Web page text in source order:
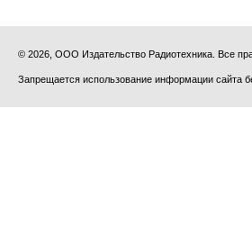
© 2026, ООО Издательство Радиотехника. Все
Запрещается использование информации сайта